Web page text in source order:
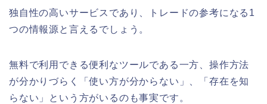
独自性の高いサービスであり、トレードの参考になる1
つの情報源と言えるでしょう。
無料で利用できる便利なツールである一方、操作方法
が分かりづらく「使い方が分からない」、「存在を知
らない」という方がいるのも事実です。